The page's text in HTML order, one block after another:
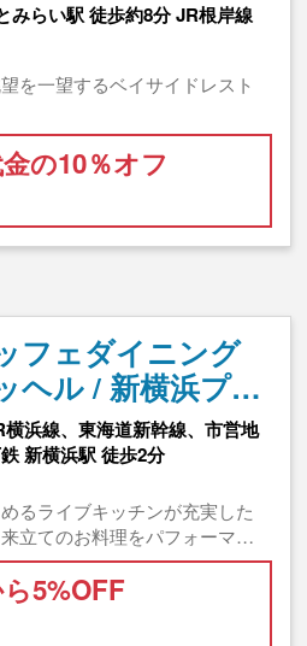
みらい駅 徒歩約8分 JR根岸線
を一望するベイサイドレスト
の10％オフ
フェダイニング
ヘル / 新横浜プ…
横浜線、東海道新幹線、市営地
新横浜駅 徒歩2分
るライブキッチンが充実した
立てのお料理をパフォーマ…
5%OFF